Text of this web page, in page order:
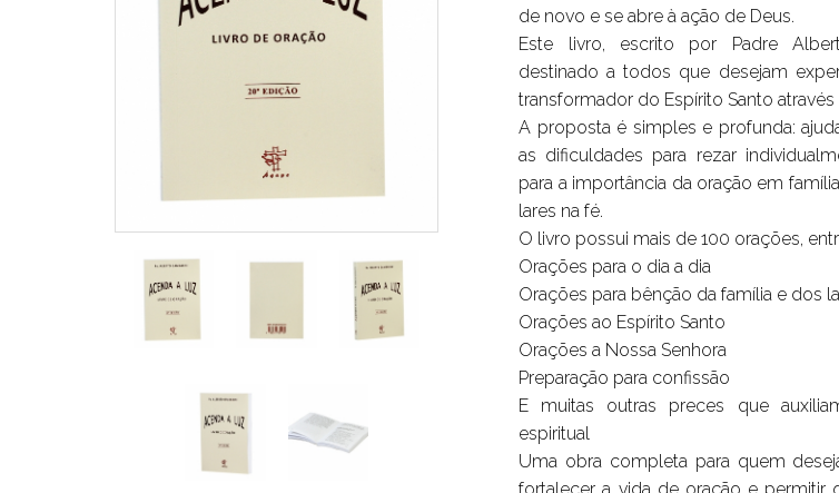
de novo e se abre à ação de Deus.
Este livro, escrito por Padre
destinado a todos que desejam
transformador do Espírito Santo através
A proposta é simples e profunda:
as dificuldades para rezar
para a importância da oração em
lares na fé.
O livro possui mais de 100 orações,
Orações para o dia a dia
Orações para bênção da família e dos
Orações ao Espírito Santo
Orações a Nossa Senhora
Preparação para confissão
E muitas outras preces que
espiritual
Uma obra completa para quem